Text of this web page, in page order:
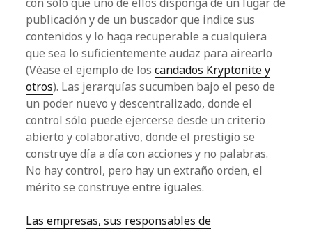
publicación y de un buscador que indice sus
contenidos y lo haga recuperable a cualquiera
que sea lo suficientemente audaz para airearlo
(Véase el ejemplo de loscandados Kryptonite y
otros). Las jerarquías sucumben bajo el peso de
un poder nuevo y descentralizado, donde el
control sólo puedeejercerse desde un criterio
abierto y colaborativo, donde el prestigio se
construye día a día con acciones y no palabras.
No hay control, pero hay un extraño orden, el
mérito se construye entre iguales.
Las empresas, sus responsables de